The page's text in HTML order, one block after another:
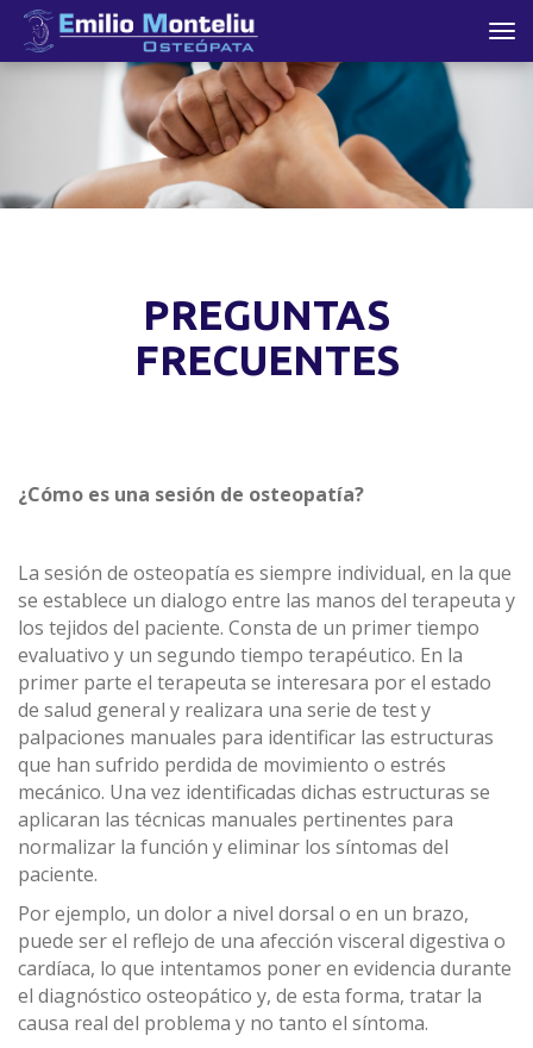
PREGUNTAS
FRECUENTES
¿Cómo es una sesión de osteopatía?
La sesión de osteopatía es siempre individual, en la que
se establece un dialogo entre las manos del terapeuta y
los tejidos del paciente. Consta de un primer tiempo
evaluativo y un segundo tiempo terapéutico. En la
primer parte el terapeuta se interesara por el estado
de salud general y realizara una serie de test y
palpaciones manuales para identificar las estructuras
que han sufrido perdida de movimiento o estrés
mecánico. Una vez identificadas dichas estructuras se
aplicaran las técnicas manuales pertinentes para
normalizar la función y eliminar los síntomas del
paciente.
Por ejemplo, un dolor a nivel dorsal o en un brazo,
puede ser el reflejo de una afección visceral digestiva o
cardíaca, lo que intentamos poner en evidencia durante
el diagnóstico osteopático y, de esta forma, tratar la
causa real del problema y no tanto el síntoma.